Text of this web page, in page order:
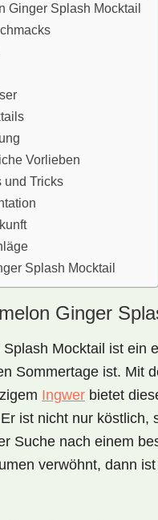
Ginger Splash Mocktail
Vorlieben
und Tricks
Splash Mocktail
Ginger
Mocktail ist ein
Sommertage ist. Mit
Ingwer bietet
ist nicht nur köstlich,
Suche nach einem
verwöhnt, dann